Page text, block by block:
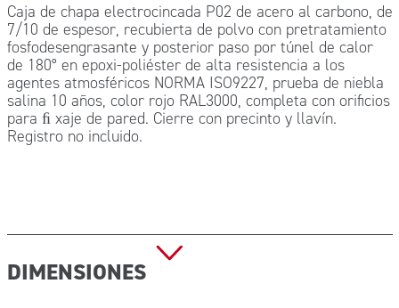
Caja de chapa electrocincada P02 de acero al carbono, de
7/10 de espesor, recubierta de polvo con pretratamiento
fosfodesengrasante y posterior paso por túnel de calor
de 180° en epoxi-poliéster de alta resistencia a los
agentes atmosféricos NORMA ISO9227, prueba de niebla
salina 10 años, color rojo RAL3000, completa con orificios
para ﬁ xaje de pared. Cierre con precinto y llavín.
Registro no incluido.
DIMENSIONES